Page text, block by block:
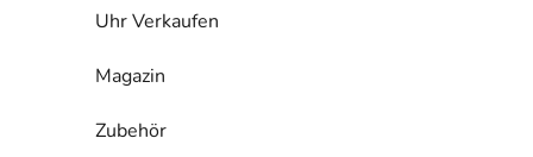
Uhr Verkaufen
Magazin
Zubehör